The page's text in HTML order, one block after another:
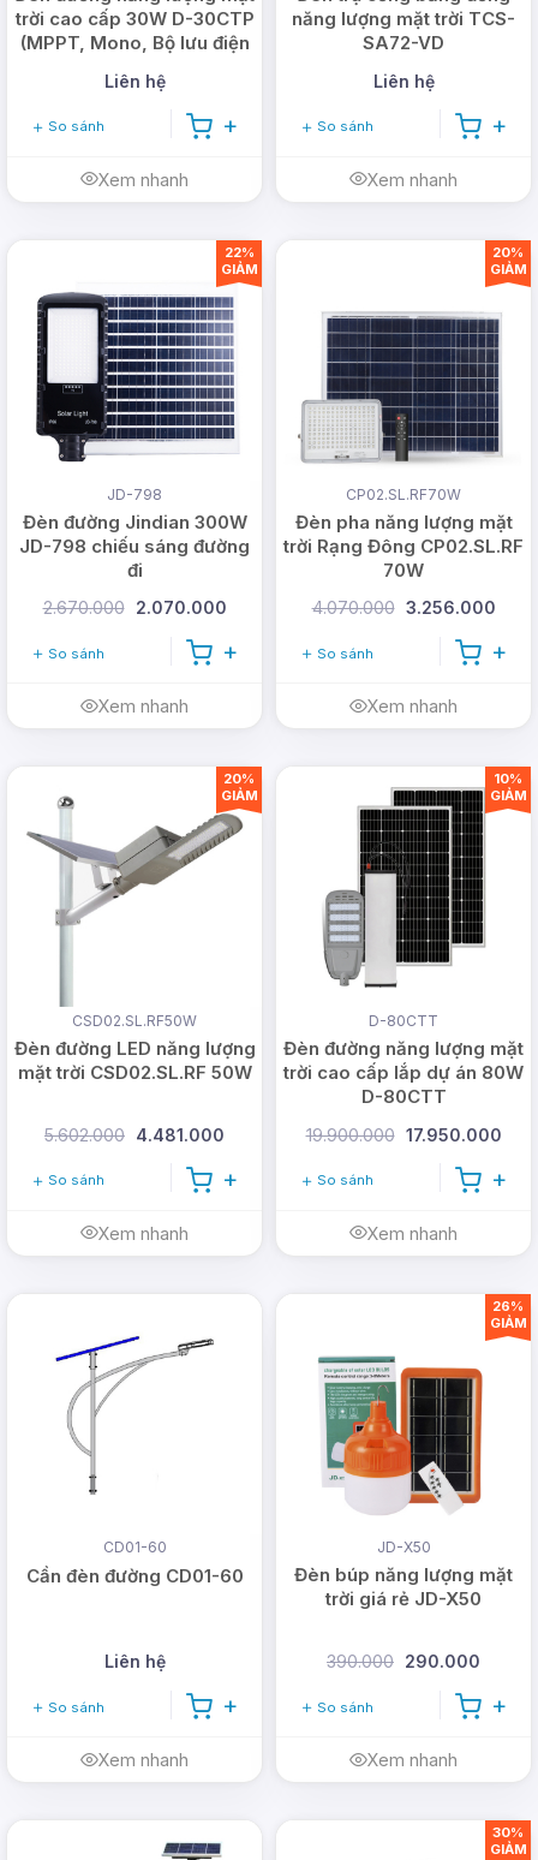
trời cao cấp 30W D-30CTP
(MPPT, Mono, Bộ lưu điện
Liên hệ
So sánh
Xem nhanh
năng lượng mặt trời TCS-
SA72-VD
Liên hệ
So sánh
Xem nhanh
JD-798
Đèn đường Jindian 300W
JD-798 chiếu sáng đường
đi
2.670.000 2.070.000
So sánh
Xem nhanh
22%
GIẢM
CP02.SL.RF70W
Đèn pha năng lượng mặt
trời Rạng Đông CP02.SL.RF
70W
4.070.000 3.256.000
So sánh
Xem nhanh
20%
GIẢM
CSD02.SL.RF50W
Đèn đường LED năng lượng
mặt trời CSD02.SL.RF 50W
5.602.000 4.481.000
So sánh
Xem nhanh
20%
GIẢM
D-80CTT
Đèn đường năng lượng mặt
trời cao cấp lắp dự án 80W
D-80CTT
19.900.000 17.950.000
So sánh
Xem nhanh
10%
GIẢM
CD01-60
Cần đèn đường CD01-60
Liên hệ
So sánh
Xem nhanh
JD-X50
Đèn búp năng lượng mặt
trời giá rẻ JD-X50
390.000 290.000
So sánh
Xem nhanh
26%
GIẢM
30%
GIẢM